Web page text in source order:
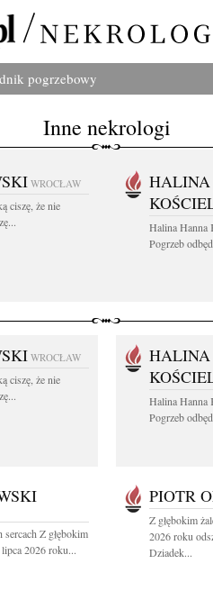
pogrzebowy
Inne nekrologi
WROCŁAW
ciszę, że nie
Halina Hanna
Pogrzeb
WROCŁAW
ciszę, że nie
Halina Hanna
Pogrzeb
Z głębokim
2026 roku...
PIOTR
Z głębokim
2026 roku
Dziadek...